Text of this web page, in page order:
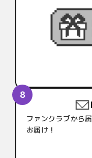
ファンクラブから
お届け！